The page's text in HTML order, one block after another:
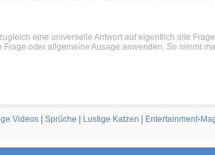
eine universelle Antwort auf eigentlich alle
Frage oder allgemeine Ausage anwenden. So nimmt
Videos Sprüche Lustige Katzen Entertainment-